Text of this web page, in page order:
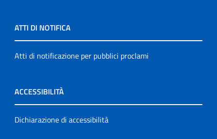
ATTI DI NOTIFICA
Atti di notificazione per pubblici proclami
ACCESSIBILITÀ
Dichiarazione di accessibilità